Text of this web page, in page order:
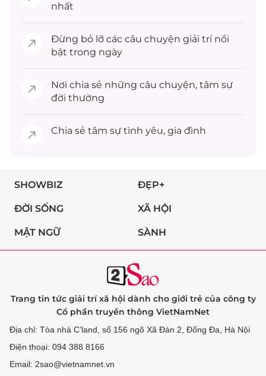
nhất
Đừng bỏ lỡ các câu chuyện giải trínổi
bật trong ngày
Nơi chia sẻ những câu chuyện, tâm sự
đời thường
Chia sẻ tâm sự tình yêu, gia đình
SHOWBIZ ĐẸP+
ĐỜI SỐNG XÃ HỘI
MẬT NGỮ SÀNH
Trang tin tức giải trí xã hội dành cho giới trẻ của công ty
Cổ phần truyền thông VietNamNet
Địa chỉ: Tòa nhà C’land, số 156 ngõ Xã Đàn 2, Đống Đa, Hà Nội
Điện thoại: 094 388 8166
Email: 2sao@vietnamnet.vn